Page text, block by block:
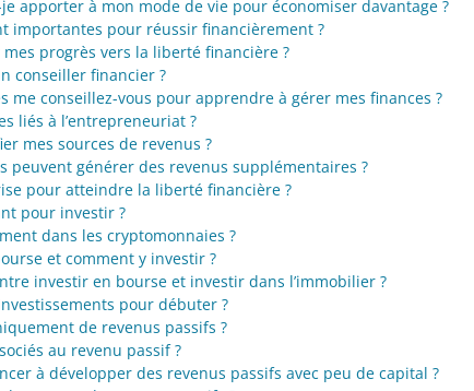
apporter à mon mode de vie pour économiser davantage ?
importantes pour réussir financièrement ?
progrès vers la liberté financière ?
conseiller financier ?
me conseillez-vous pour apprendre à gérer mes finances ?
liés à l’entrepreneuriat ?
mes sources de revenus ?
peuvent générer des revenus supplémentaires ?
pour atteindre la liberté financière ?
pour investir ?
dans les cryptomonnaies ?
et comment y investir ?
investir en bourse et investir dans l’immobilier ?
pour débuter ?
de revenus passifs ?
au revenu passif ?
à développer des revenus passifs avec peu de capital ?